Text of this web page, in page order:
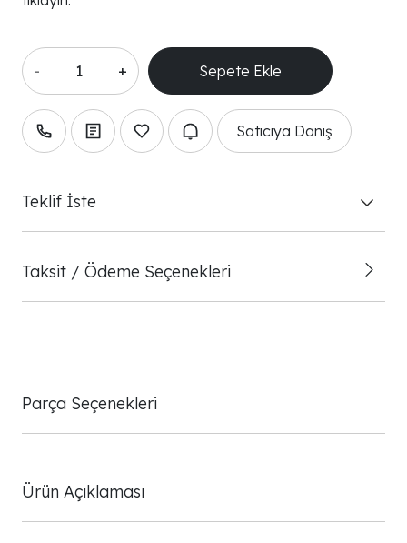
- +
Satıcıya Danış
Teklif İste
Taksit / Ödeme Seçenekleri
Parça Seçenekleri
Ürün Açıklaması